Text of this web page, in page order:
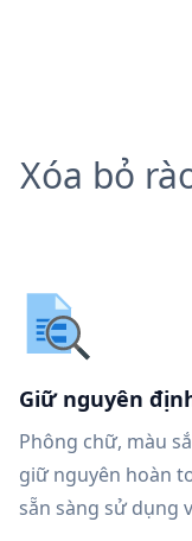
Xóa bỏ
Giữ nguyên
Phông chữ, màu
giữ nguyên hoàn
sẵn sàng sử dụng